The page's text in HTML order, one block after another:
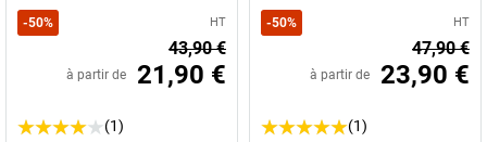
-50% HT
43,90 €
à partir de 21,90 €
(1)
-50% HT
47,90 €
à partir de 23,90 €
(1)